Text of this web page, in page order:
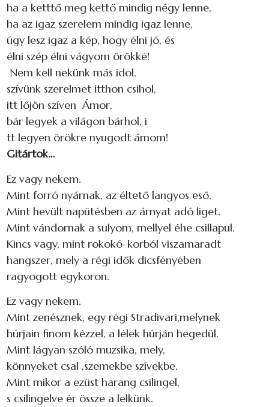
ha a ketttő meg kettő mindig négy lenne,
ha az igaz szerelem mindig igaz lenne,
úgy lesz igaz a kép, hogy élni jó, és
élni szép élni vágyom örökké!
Nem kell nekünk más idol,
szívünk szerelmet itthon csihol,
itt lőjön szíven Ámor,
bár legyek a világon bárhol, i
tt legyen örökre nyugodt ámom!
Gitártok…
Ez vagy nekem.
Mint forró nyárnak, az éltető langyos eső.
Mint hevült napütésben az árnyat adó liget.
Mint vándornak a sulyom, mellyel éhe csillapul.
Kincs vagy, mint rokokó-korból viszamaradt
hangszer, mely a régi idők dicsfényében
ragyogott egykoron.
Ez vagy nekem.
Mint zenésznek, egy régi Stradivari,melynek
húrjain finom kézzel, a lélek húrján hegedül.
Mint lágyan szóló muzsika, mely,
könnyeket csal ,szemekbe szívekbe.
Mint mikor a ezüst harang csilingel,
s csilingelve ér össze a lelkünk.